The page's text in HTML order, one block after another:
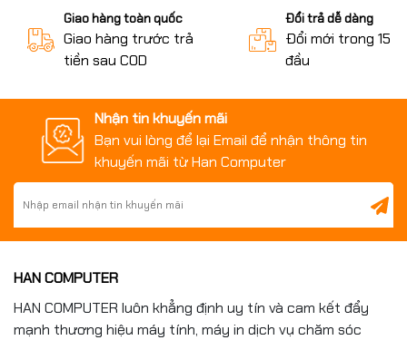
Giao hàng toàn quốc
Giao hàng trước trả
tiền sau COD
Đổi trả dễ dàng
Đổi mới trong 15
đầu
Nhận tin khuyến mãi
Bạn vui lòng để lại Email để nhận thông tin
khuyến mãi từ Han Computer
HAN COMPUTER
HAN COMPUTER luôn khẳng định uy tín và cam kết đẩy
mạnh thương hiệu máy tính, máy in dịch vụ chăm sóc